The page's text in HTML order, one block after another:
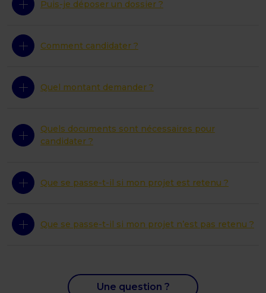
Puis-je déposer un dossier ?
Comment candidater ?
Quel montant demander ?
Quels documents sont nécessaires pour
candidater ?
Que se passe-t-il si mon projet est retenu ?
Que se passe-t-il si mon projet n’est pas retenu ?
Une question ?